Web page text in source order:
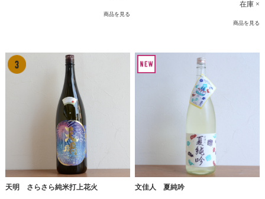
商品を見る
在庫 ×
商品を見る
天明 さらさら純米打上花火 文佳人 夏純吟